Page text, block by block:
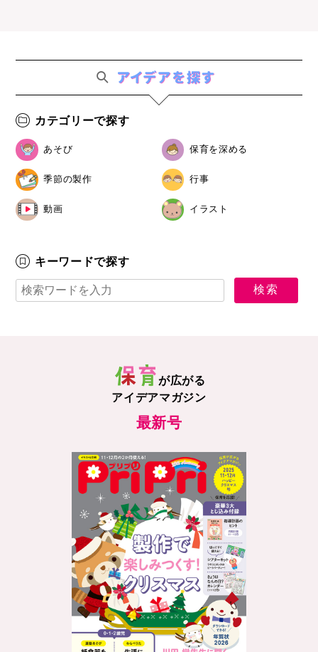
カテゴリーで探す
あそび 保育を深める
季節の製作 行事
動画 イラスト
キーワードで探す
が広がる
アイデアマガジン
最新号